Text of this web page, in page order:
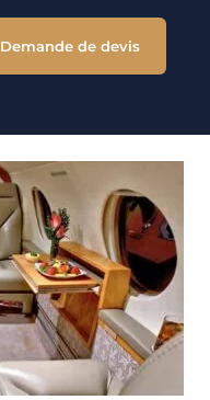
Demande de devis